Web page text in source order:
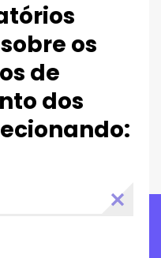
os
de
dos